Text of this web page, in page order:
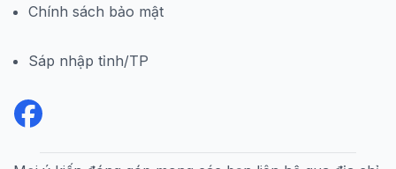
Chính sách bảo mật
Sáp nhập tỉnh/TP